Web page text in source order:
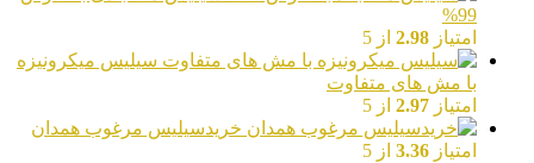
99%
امتیاز 2.98 از 5
سیلیس میکرونیزه
با مش های متفاوت
امتیاز 2.97 از 5
خریدسیلیس مرغوب همدان
امتیاز 3.36 از 5